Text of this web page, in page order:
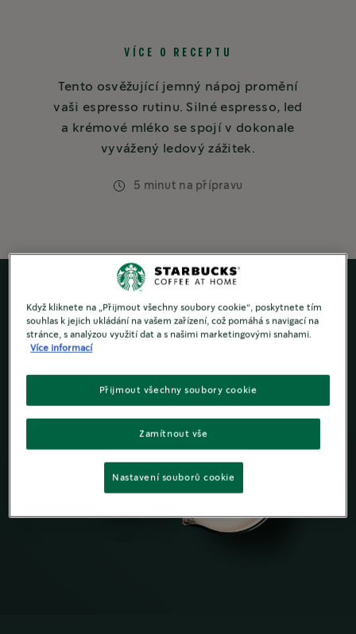
VÍCE O RECEPTU
Tento osvěžující jemný nápoj promění
vaši espresso rutinu. Silné espresso, led
a krémové mléko se spojí v dokonale
vyvážený ledový zážitek.
5 minut na přípravu
Když kliknete na „Přijmout všechny soubory cookie“, poskytnete tím
souhlas k jejich ukládání na vašem zařízení, což pomáhá s navigací na
stránce, s analýzou využití dat a s našimi marketingovými snahami.
Více informací
Zamítnout vše
Přijmout všechny soubory cookie
Nastavení souborů cookie